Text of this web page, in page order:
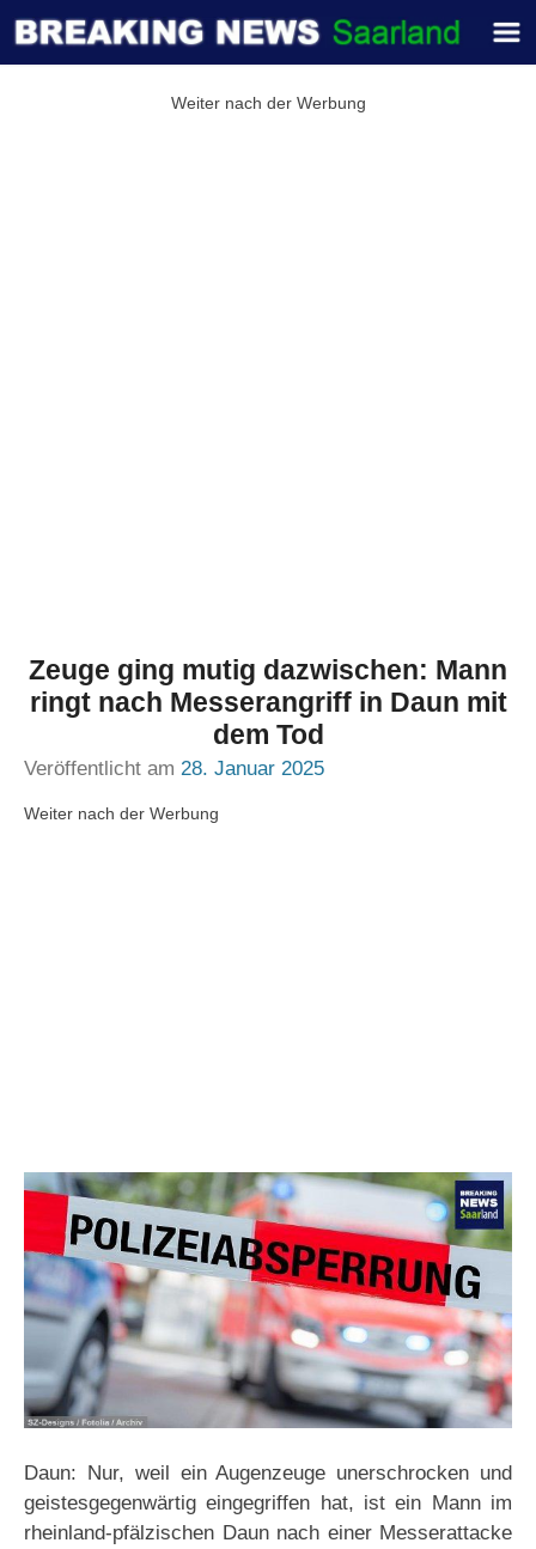
Weiter nach der Werbung
Zeuge ging mutig dazwischen: Mann
ringt nach Messerangriff in Daun mit
dem Tod
Veröffentlicht am 28. Januar 2025
Weiter nach der Werbung
Daun: Nur, weil ein Augenzeuge unerschrocken und
geistesgegenwärtig eingegriffen hat, ist ein Mann im
rheinland-pfälzischen Daun nach einer Messerattacke